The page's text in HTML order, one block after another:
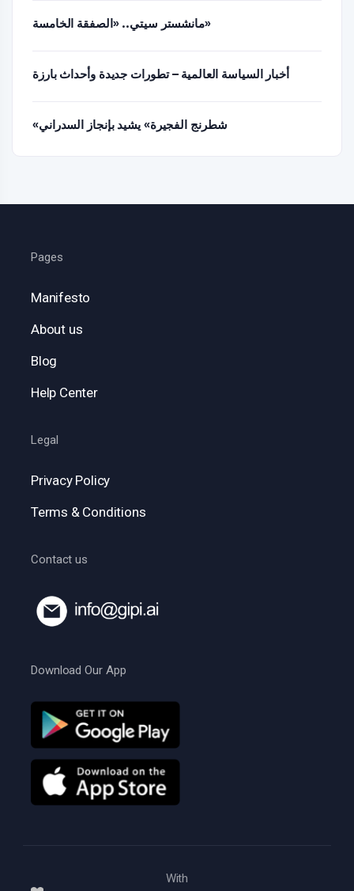
مانشستر سيتي.. «الصفقة الخامسة»
أخبار السياسة العالمية – تطورات جديدة وأحداث بارزة
«شطرنج الفجيرة» يشيد بإنجاز السدراني
Pages
Manifesto
About us
Blog
Help Center
Legal
Privacy Policy
Terms & Conditions
Contact us
Download Our App
With